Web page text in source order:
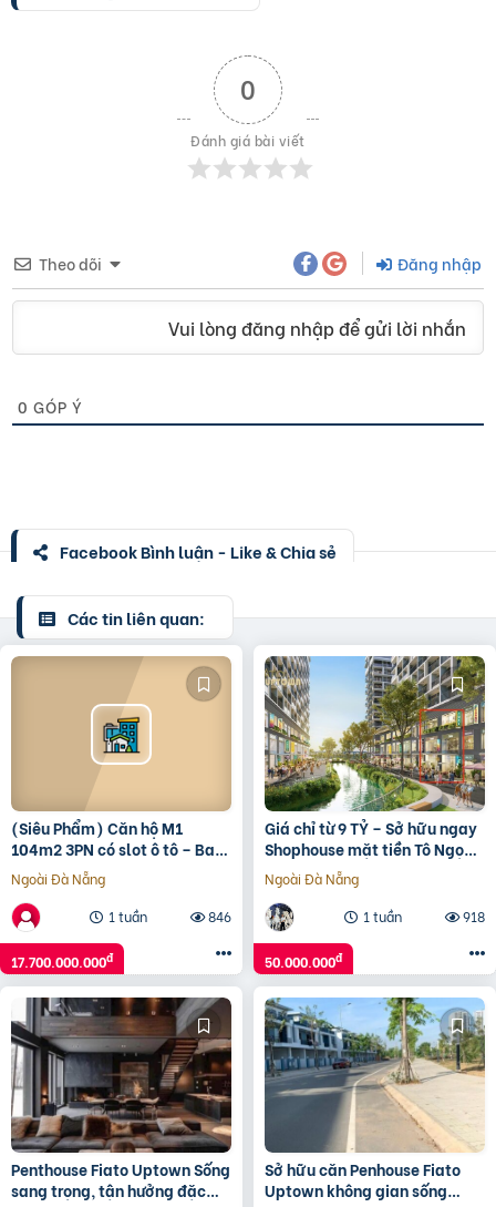
0
Đánh giá bài viết
Theo dõi Đăng nhập
Vui lòng đăng nhập để gửi lời nhắn
0 GÓP Ý
Facebook Bình luận - Like & Chia sẻ
Các tin liên quan:
(Siêu Phẩm) Căn hộ M1
104m2 3PN có slot ô tô – Ban
công Đông Nam – 17,7 tỷ bao
phí – Tin Thật 100%.
Ngoài Đà Nẵng
1 tuần
846
17.700.000.000đ
Giá chỉ từ 9 TỶ – Sở hữu ngay
Shophouse mặt tiền Tô Ngọc
Vân, ngay vành đai 2
Ngoài Đà Nẵng
1 tuần
918
50.000.000đ
Penthouse Fiato Uptown Sống
sang trọng, tận hưởng đặc
Sở hữu căn Penhouse Fiato
Uptown không gian sống